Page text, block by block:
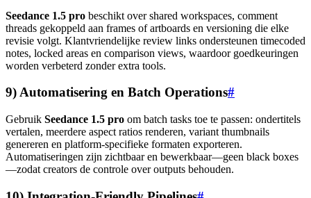
Seedance 1.5 pro beschikt over shared workspaces, comment
threads gekoppeld aan frames of artboards en versioning die elke
revisie volgt. Klantvriendelijke review links ondersteunen timecoded
notes, locked areas en comparison views, waardoor goedkeuringen
worden verbeterd zonder extra tools.
9) Automatisering en Batch Operations#
Gebruik Seedance 1.5 pro om batch tasks toe te passen: ondertitels
vertalen, meerdere aspect ratios renderen, variant thumbnails
genereren en platform-specifieke formaten exporteren.
Automatiseringen zijn zichtbaar en bewerkbaar—geen black boxes
—zodat creators de controle over outputs behouden.